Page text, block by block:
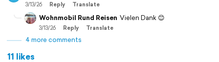
3/13/26 Reply Translate
Wohnmobil Rund Reisen Vielen Dank 😊
3/13/26 Reply Translate
4 more comments
11 likes